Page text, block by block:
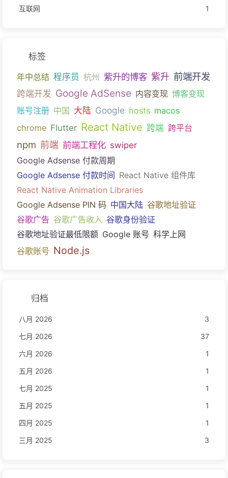
互联网
1
标签
年中总结 程序员 杭州 紫升的博客 紫升 前端开发
跨端开发 Google AdSense 内容变现 博客变现
账号注册 中国 大陆 Google hosts macos
chrome Flutter React Native 跨端 跨平台
npm 前端 前端工程化 swiper
Google Adsense 付款周期
Google Adsense 付款时间 React Native 组件库
React Native Animation Libraries
Google Adsense PIN 码 中国大陆 谷歌地址验证
谷歌广告 谷歌广告收入 谷歌身份验证
谷歌地址验证最低限额 Google 账号 科学上网
谷歌账号 Node.js
归档
八月 2026
3
七月 2026
37
六月 2026
1
五月 2026
1
七月 2025
1
五月 2025
1
四月 2025
1
三月 2025
3